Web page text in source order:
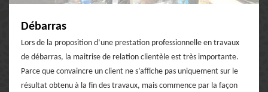
Débarras
Lors de la proposition d’une prestation professionnelle en travaux
de débarras, la maitrise de relation clientèle est très importante.
Parce que convaincre un client ne s’affiche pas uniquement sur le
résultat obtenu à la fin des travaux, mais commence par la façon